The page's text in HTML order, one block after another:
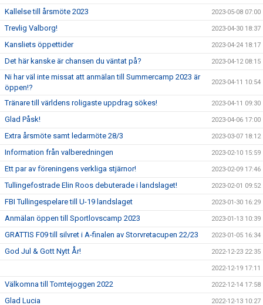
Kallelse till årsmöte 2023 2023-05-08 07:00
Trevlig Valborg! 2023-04-30 18:37
Kansliets öppettider 2023-04-24 18:17
Det här kanske är chansen du väntat på? 2023-04-12 08:15
Ni har väl inte missat att anmälan till Summercamp 2023 är
öppen!?
2023-04-11 10:54
Tränare till världens roligaste uppdrag sökes! 2023-04-11 09:30
Glad Påsk! 2023-04-06 17:00
Extra årsmöte samt ledarmöte 28/3 2023-03-07 18:12
Information från valberedningen 2023-02-10 15:59
Ett par av föreningens verkliga stjärnor! 2023-02-09 17:46
Tullingefostrade Elin Roos debuterade i landslaget! 2023-02-01 09:52
FBI Tullingespelare till U-19 landslaget 2023-01-30 16:29
Anmälan öppen till Sportlovscamp 2023 2023-01-13 10:39
GRATTIS F09 till silvret i A-finalen av Storvretacupen 22/23 2023-01-05 16:34
God Jul & Gott Nytt År! 2022-12-23 22:35
2022-12-19 17:11
Välkomna till Tomtejoggen 2022 2022-12-14 17:58
Glad Lucia 2022-12-13 10:27